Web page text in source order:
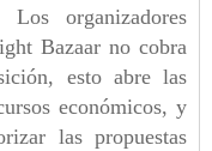
organizadores
Bazaar no cobra
esto abre las
económicos, y
las propuestas